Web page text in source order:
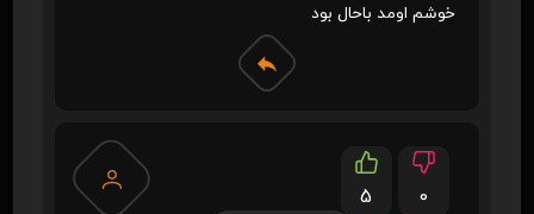
خوشم اومد باحال بود
5
0